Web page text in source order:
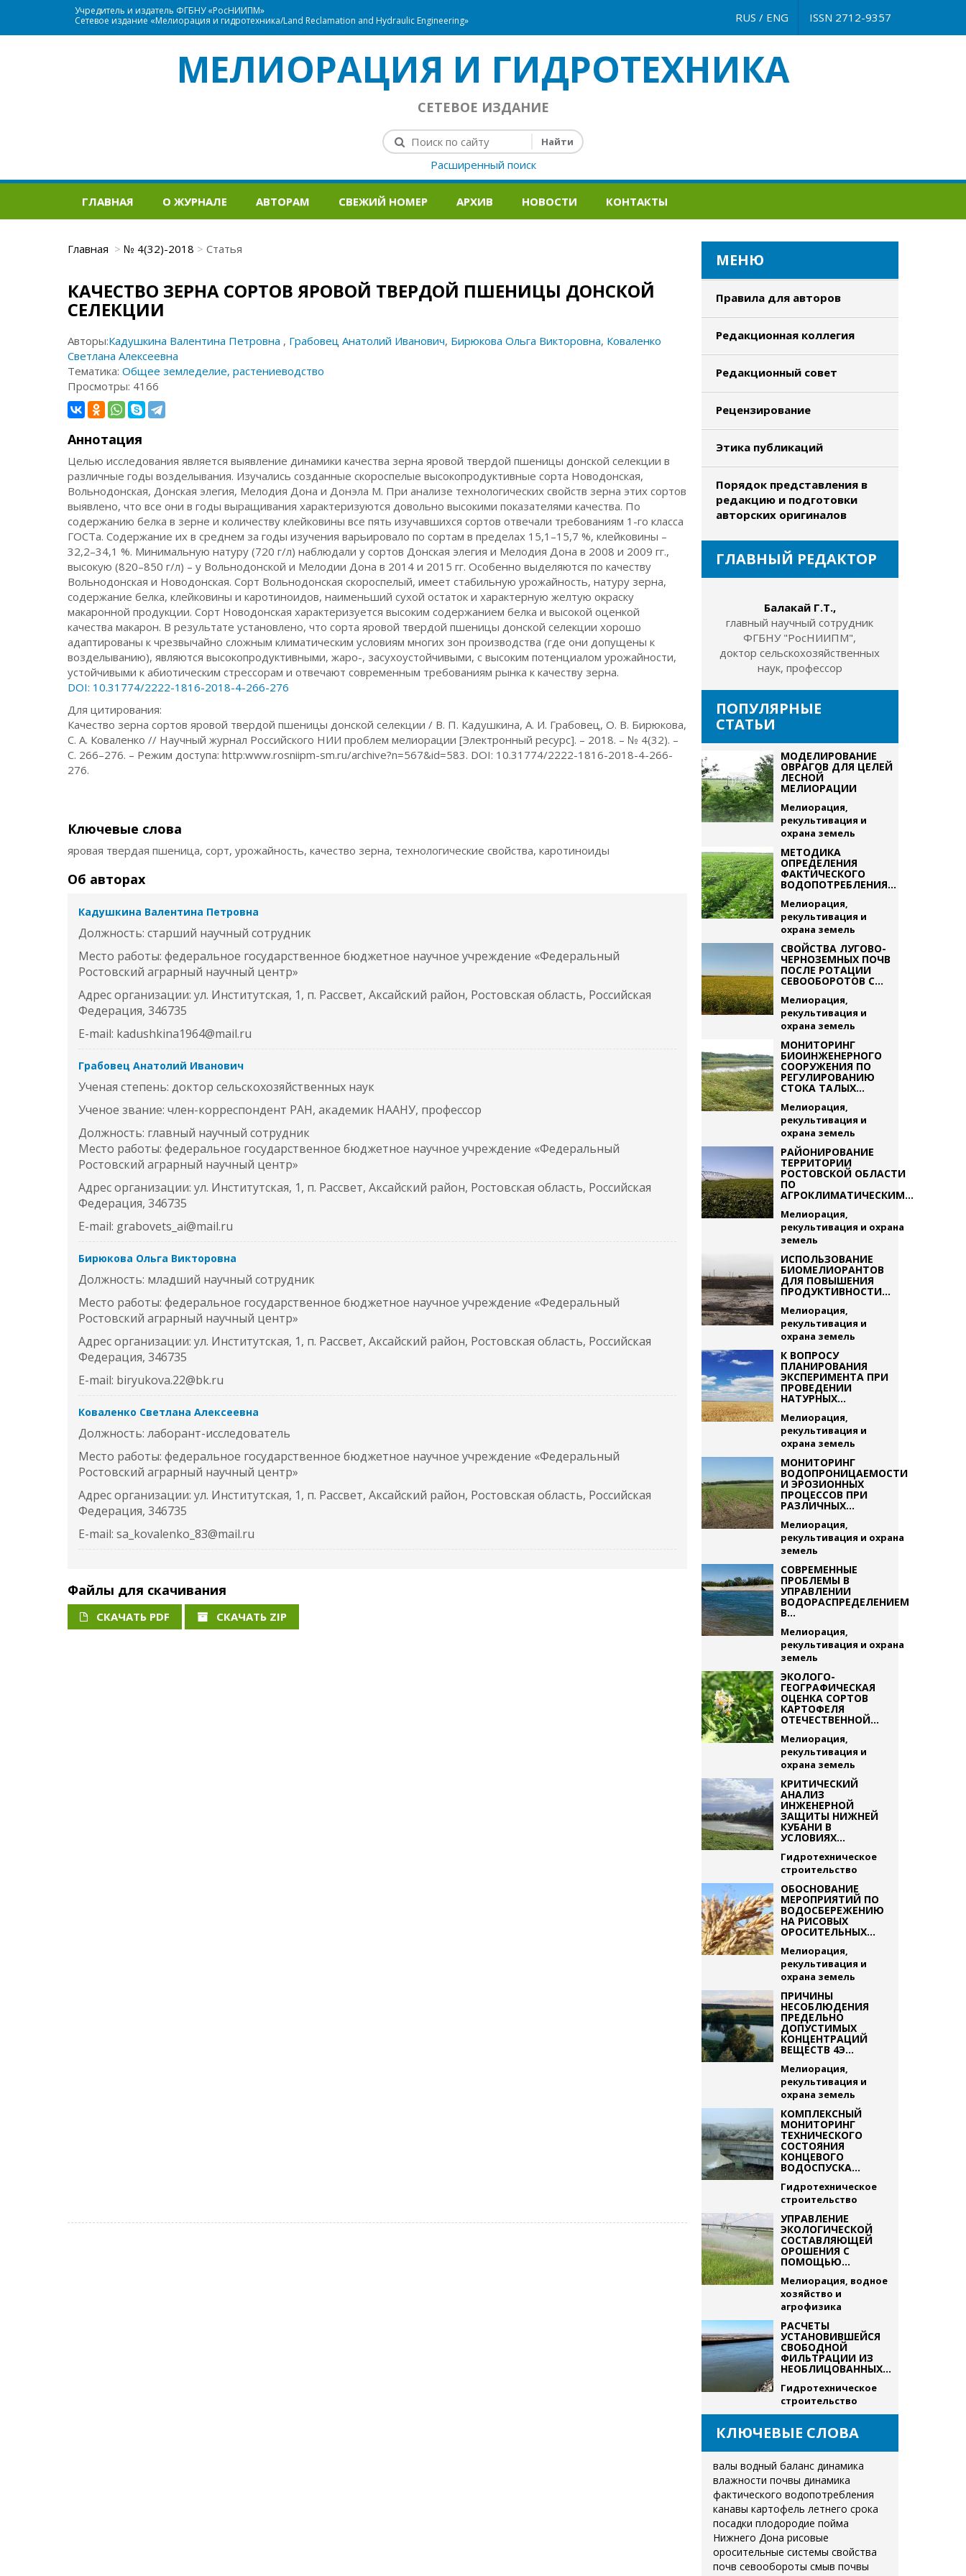
Учредитель и издатель ФГБНУ «РосНИИПМ»
Сетевое издание «Мелиорация и гидротехника/Land Reclamation and Hydraulic Engineering»
ISSN 2712-9357
RUS / ENG
МЕЛИОРАЦИЯ И ГИДРОТЕХНИКА
СЕТЕВОЕ ИЗДАНИЕ
Расширенный поиск
ГЛАВНАЯ О ЖУРНАЛЕ АВТОРАМ СВЕЖИЙ НОМЕР АРХИВ НОВОСТИ КОНТАКТЫ
Главная № 4(32)-2018 Статья
КАЧЕСТВО ЗЕРНА СОРТОВ ЯРОВОЙ ТВЕРДОЙ ПШЕНИЦЫ ДОНСКОЙ
СЕЛЕКЦИИ
Авторы:Кадушкина Валентина Петровна , Грабовец Анатолий Иванович, Бирюкова Ольга Викторовна, Коваленко
Светлана Алексеевна
Тематика:Общее земледелие, растениеводство
Просмотры: 4166
Аннотация
Целью исследования является выявление динамики качества зерна яровой твердой пшеницы донской селекции в
различные годы возделывания. Изучались созданные скороспелые высокопродуктивные сорта Новодонская,
Вольнодонская, Донская элегия, Мелодия Дона и Донэла М. При анализе технологических свойств зерна этих сортов
выявлено, что все они в годы выращивания характеризуются довольно высокими показателями качества. По
содержанию белка в зерне и количеству клейковины все пять изучавшихся сортов отвечали требованиям 1-го класса
ГОСТа. Содержание их в среднем за годы изучения варьировало по сортам в пределах 15,1–15,7 %, клейковины –
32,2–34,1 %. Минимальную натуру (720 г/л) наблюдали у сортов Донская элегия и Мелодия Дона в 2008 и 2009 гг.,
высокую (820–850 г/л) – у Вольнодонской и Мелодии Дона в 2014 и 2015 гг. Особенно выделяются по качеству
Вольнодонская и Новодонская. Сорт Вольнодонская скороспелый, имеет стабильную урожайность, натуру зерна,
содержание белка, клейковины и каротиноидов, наименьший сухой остаток и характерную желтую окраску
макаронной продукции. Сорт Новодонская характеризуется высоким содержанием белка и высокой оценкой
качества макарон. В результате установлено, что сорта яровой твердой пшеницы донской селекции хорошо
адаптированы к чрезвычайно сложным климатическим условиям многих зон производства (где они допущены к
возделыванию), являются высокопродуктивными, жаро-, засухоустойчивыми, с высоким потенциалом урожайности,
устойчивыми к абиотическим стрессорам и отвечают современным требованиям рынка к качеству зерна.
DOI: 10.31774/2222-1816-2018-4-266-276
Для цитирования:
Качество зерна сортов яровой твердой пшеницы донской селекции / В. П. Кадушкина, А. И. Грабовец, О. В. Бирюкова,
С. А. Коваленко // Научный журнал Российского НИИ проблем мелиорации [Электронный ресурс]. – 2018. – № 4(32). –
С. 266–276. – Режим доступа: http:www.rosniipm-sm.ru/archive?n=567&id=583. DOI: 10.31774/2222-1816-2018-4-266-
276.
Ключевые слова
яровая твердая пшеница, сорт, урожайность, качество зерна, технологические свойства, каротиноиды
Об авторах
Кадушкина Валентина Петровна
Должность: старший научный сотрудник
Место работы: федеральное государственное бюджетное научное учреждение «Федеральный
Ростовский аграрный научный центр»
Адрес организации: ул. Институтская, 1, п. Рассвет, Аксайский район, Ростовская область, Российская
Федерация, 346735
E-mail: kadushkina1964@mail.ru
Грабовец Анатолий Иванович
Ученая степень: доктор сельскохозяйственных наук
Ученое звание: член-корреспондент РАН, академик НААНУ, профессор
Должность: главный научный сотрудник
Место работы: федеральное государственное бюджетное научное учреждение «Федеральный
Ростовский аграрный научный центр»
Адрес организации: ул. Институтская, 1, п. Рассвет, Аксайский район, Ростовская область, Российская
Федерация, 346735
E-mail: grabovets_ai@mail.ru
Бирюкова Ольга Викторовна
Должность: младший научный сотрудник
Место работы: федеральное государственное бюджетное научное учреждение «Федеральный
Ростовский аграрный научный центр»
Адрес организации: ул. Институтская, 1, п. Рассвет, Аксайский район, Ростовская область, Российская
Федерация, 346735
E-mail: biryukova.22@bk.ru
Коваленко Светлана Алексеевна
Должность: лаборант-исследователь
Место работы: федеральное государственное бюджетное научное учреждение «Федеральный
Ростовский аграрный научный центр»
Адрес организации: ул. Институтская, 1, п. Рассвет, Аксайский район, Ростовская область, Российская
Федерация, 346735
E-mail: sa_kovalenko_83@mail.ru
Файлы для скачивания
СКАЧАТЬ PDF СКАЧАТЬ ZIP
МЕНЮ
Правила для авторов
Редакционная коллегия
Редакционный совет
Рецензирование
Этика публикаций
Порядок представления в
редакцию и подготовки
авторских оригиналов
ГЛАВНЫЙ РЕДАКТОР
Балакай Г.Т.,
главный научный сотрудник
ФГБНУ "РосНИИПМ",
доктор сельскохозяйственных
наук, профессор
ПОПУЛЯРНЫЕ
СТАТЬИ
МОДЕЛИРОВАНИЕ
ОВРАГОВ ДЛЯ ЦЕЛЕЙ
ЛЕСНОЙ
МЕЛИОРАЦИИ
Мелиорация,
рекультивация и
охрана земель
МЕТОДИКА
ОПРЕДЕЛЕНИЯ
ФАКТИЧЕСКОГО
ВОДОПОТРЕБЛЕНИЯ...
Мелиорация,
рекультивация и
охрана земель
СВОЙСТВА ЛУГОВО-
ЧЕРНОЗЕМНЫХ ПОЧВ
ПОСЛЕ РОТАЦИИ
СЕВООБОРОТОВ С...
Мелиорация,
рекультивация и
охрана земель
МОНИТОРИНГ
БИОИНЖЕНЕРНОГО
СООРУЖЕНИЯ ПО
РЕГУЛИРОВАНИЮ
СТОКА ТАЛЫХ...
Мелиорация,
рекультивация и
охрана земель
РАЙОНИРОВАНИЕ
ТЕРРИТОРИИ
РОСТОВСКОЙ ОБЛАСТИ
ПО
АГРОКЛИМАТИЧЕСКИМ...
Мелиорация,
рекультивация и охрана
земель
ИСПОЛЬЗОВАНИЕ
БИОМЕЛИОРАНТОВ
ДЛЯ ПОВЫШЕНИЯ
ПРОДУКТИВНОСТИ...
Мелиорация,
рекультивация и
охрана земель
К ВОПРОСУ
ПЛАНИРОВАНИЯ
ЭКСПЕРИМЕНТА ПРИ
ПРОВЕДЕНИИ
НАТУРНЫХ...
Мелиорация,
рекультивация и
охрана земель
МОНИТОРИНГ
ВОДОПРОНИЦАЕМОСТИ
И ЭРОЗИОННЫХ
ПРОЦЕССОВ ПРИ
РАЗЛИЧНЫХ...
Мелиорация,
рекультивация и охрана
земель
СОВРЕМЕННЫЕ
ПРОБЛЕМЫ В
УПРАВЛЕНИИ
ВОДОРАСПРЕДЕЛЕНИЕМ
В...
Мелиорация,
рекультивация и охрана
земель
ЭКОЛОГО-
ГЕОГРАФИЧЕСКАЯ
ОЦЕНКА СОРТОВ
КАРТОФЕЛЯ
ОТЕЧЕСТВЕННОЙ...
Мелиорация,
рекультивация и
охрана земель
КРИТИЧЕСКИЙ
АНАЛИЗ
ИНЖЕНЕРНОЙ
ЗАЩИТЫ НИЖНЕЙ
КУБАНИ В
УСЛОВИЯХ...
Гидротехническое
строительство
ОБОСНОВАНИЕ
МЕРОПРИЯТИЙ ПО
ВОДОСБЕРЕЖЕНИЮ
НА РИСОВЫХ
ОРОСИТЕЛЬНЫХ...
Мелиорация,
рекультивация и
охрана земель
ПРИЧИНЫ
НЕСОБЛЮДЕНИЯ
ПРЕДЕЛЬНО
ДОПУСТИМЫХ
КОНЦЕНТРАЦИЙ
ВЕЩЕСТВ 4Э...
Мелиорация,
рекультивация и
охрана земель
КОМПЛЕКСНЫЙ
МОНИТОРИНГ
ТЕХНИЧЕСКОГО
СОСТОЯНИЯ
КОНЦЕВОГО
ВОДОСПУСКА...
Гидротехническое
строительство
УПРАВЛЕНИЕ
ЭКОЛОГИЧЕСКОЙ
СОСТАВЛЯЮЩЕЙ
ОРОШЕНИЯ С
ПОМОЩЬЮ...
Мелиорация, водное
хозяйство и
агрофизика
РАСЧЕТЫ
УСТАНОВИВШЕЙСЯ
СВОБОДНОЙ
ФИЛЬТРАЦИИ ИЗ
НЕОБЛИЦОВАННЫХ...
Гидротехническое
строительство
КЛЮЧЕВЫЕ СЛОВА
валы водный баланс динамика
влажности почвы динамика
фактического водопотребления
канавы картофель летнего срока
посадки плодородие пойма
Нижнего Дона рисовые
оросительные системы свойства
почв севообороты смыв почвы